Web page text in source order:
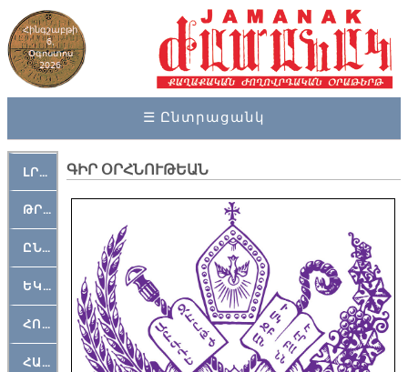
Հինգշաբթի
6,
Օգոստոս
2026
☰ Ընտրացանկ
ԼՐԱՀՈՍ
ԹՐՔԱՀԱՅ ԿԵԱՆՔ
ԸՆԿԵՐԱՄՇԱԿՈՒԹԱՅԻՆ
ԵԿԵՂԵՑԱԿԱՆ
ՀՈԳԵՄՏԱՒՈՐ
ՀԱՐԹԱԿ
ԳԻՐ ՕՐՀՆՈՒԹԵԱՆ